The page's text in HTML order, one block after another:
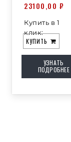
23100,00 ₽
Купить в 1
клик:
КУПИТЬ
УЗНАТЬ
ПОДРОБНЕЕ